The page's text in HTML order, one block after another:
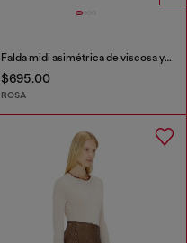
Falda midi asimétrica de viscosa y seda con estampado floral
$695.00
ROSA